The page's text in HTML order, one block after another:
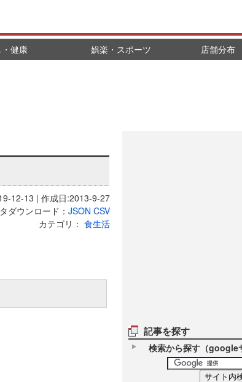
健康 娯楽・スポーツ 店舗分布
記事を探す
検索から探す（google
12-13 | 作成日:2013-9-27
ダウンロード： JSON CSV
カテゴリ： 食生活